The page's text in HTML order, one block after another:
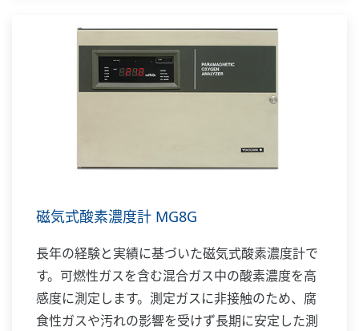
磁気式酸素濃度計 MG8G
長年の経験と実績に基づいた磁気式酸素濃度計で
す。可燃性ガスを含む混合ガス中の酸素濃度を高
感度に測定します。測定ガスに非接触のため、腐
食性ガスや汚れの影響を受けず長期に安定した測